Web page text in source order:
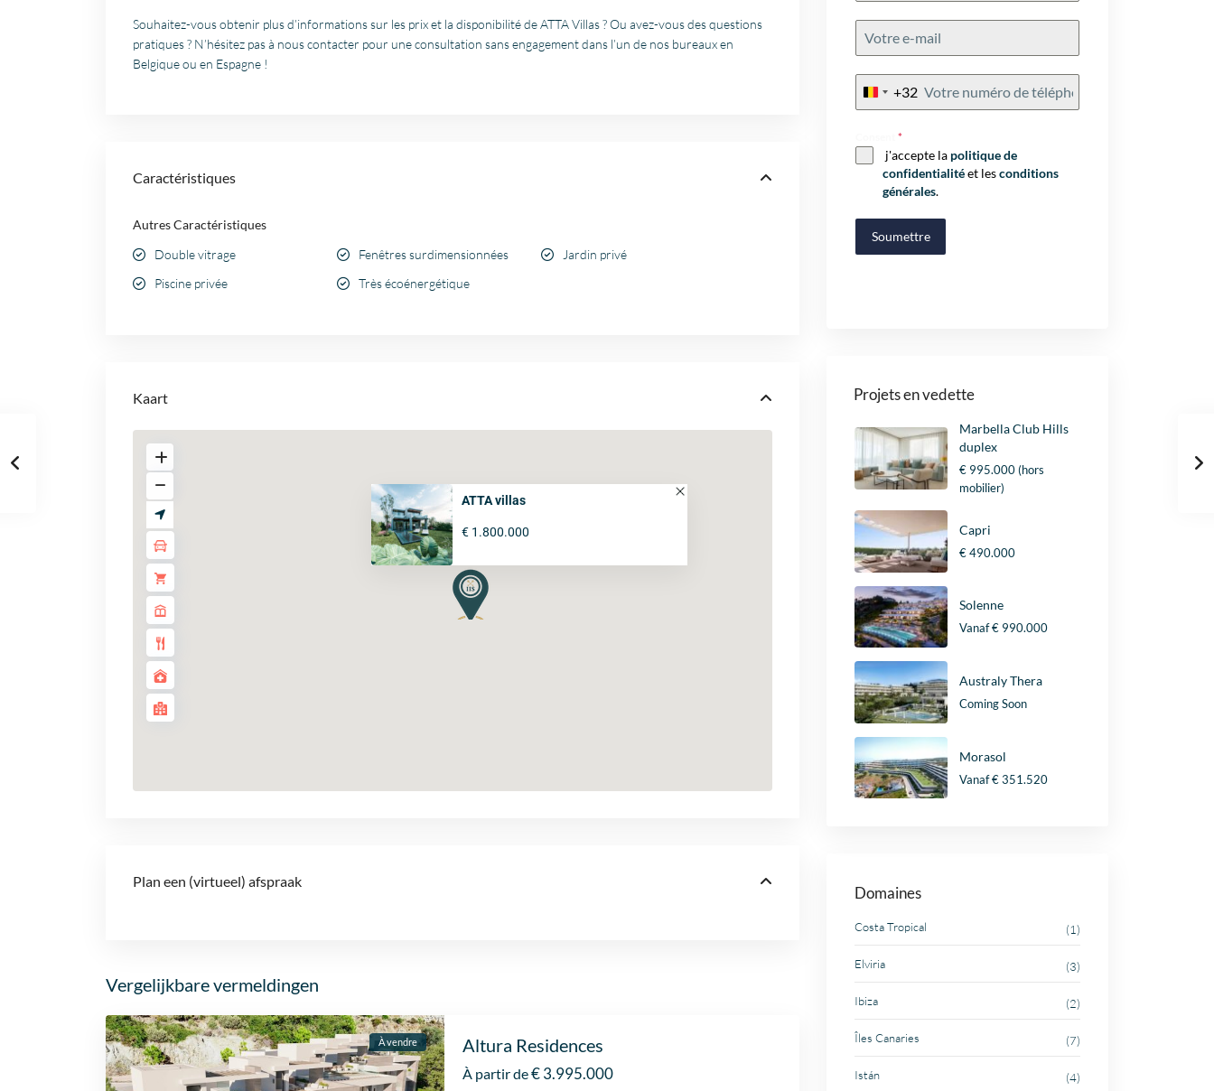
Souhaitez-vous obtenir plus d’informations sur les prix et la disponibilité de ATTA Villas ? Ou avez-vous des questions
pratiques ? N’hésitez pas à nous contacter pour une consultation sans engagement dans l’un de nos bureaux en
Belgique ou en Espagne !
Caractéristiques
Autres Caractéristiques
Double vitrage
Fenêtres surdimensionnées
Jardin privé
Piscine privée
Très écoénergétique
Kaart
ATTA villas
€ 1.800.000
Plan een (virtueel) afspraak
Vergelijkbare vermeldingen
À vendre Altura Residences
À partir de€ 3.995.000
Belgium
+32
*
j'accepte la politique de
confidentialitéet lesconditions
générales.
Soumettre
Projets en vedette
Marbella Club Hills
duplex
€ 995.000(hors
mobilier)
Capri
€ 490.000
Solenne
Vanaf€ 990.000
Australy Thera
Coming Soon
Morasol
Vanaf€ 351.520
Domaines
Costa Tropical (1)
Elviria (3)
Ibiza (2)
Îles Canaries (7)
Istán (4)